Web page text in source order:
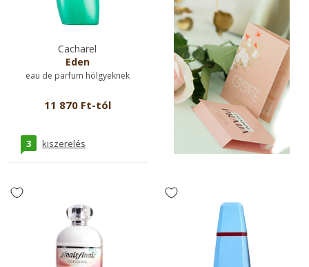
Cacharel
Eden
eau de parfum hölgyeknek
11 870 Ft-tól
3 kiszerelés